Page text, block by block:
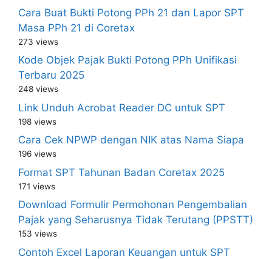
Cara Buat Bukti Potong PPh 21 dan Lapor SPT
Masa PPh 21 di Coretax
273 views
Kode Objek Pajak Bukti Potong PPh Unifikasi
Terbaru 2025
248 views
Link Unduh Acrobat Reader DC untuk SPT
198 views
Cara Cek NPWP dengan NIK atas Nama Siapa
196 views
Format SPT Tahunan Badan Coretax 2025
171 views
Download Formulir Permohonan Pengembalian
Pajak yang Seharusnya Tidak Terutang (PPSTT)
153 views
Contoh Excel Laporan Keuangan untuk SPT